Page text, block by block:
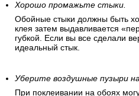
Хорошо промажьте стыки.
Обойные стыки должны быть
клея затем выдавливается
губкой. Если вы все сделали
идеальный стык.
Уберите воздушные пузыри
При поклеивании на обоях